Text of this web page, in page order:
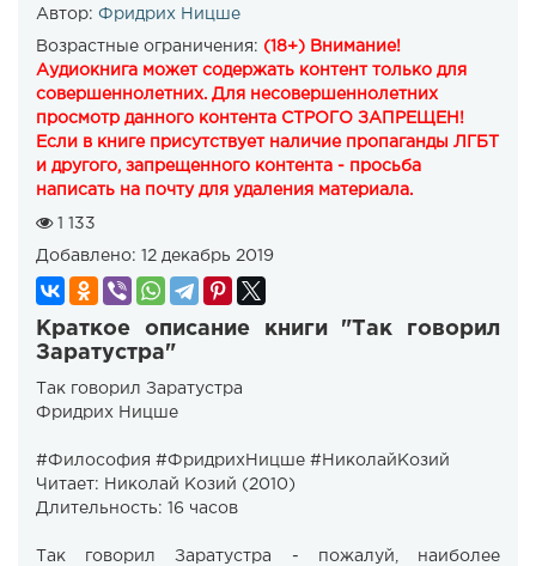
Автор: Фридрих Ницше
Возрастные ограничения: (18+) Внимание!
Аудиокнига может содержать контент только для
совершеннолетних. Для несовершеннолетних
просмотр данного контента СТРОГО ЗАПРЕЩЕН!
Если в книге присутствует наличие пропаганды ЛГБТ
и другого, запрещенного контента - просьба
написать на почту для удаления материала.
1 133
Добавлено: 12 декабрь 2019
Краткое описание книги "Так говорил
Заратустра"
Так говорил Заратустра
Фридрих Ницше ​
#Философия #ФридрихНицше #НиколайКозий
Читает: Николай Козий (2010)
Длительность: 16 часов
Так говорил Заратустра - пожалуй, наиболее